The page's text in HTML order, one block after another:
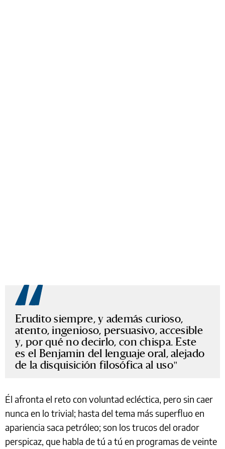
Erudito siempre, y además curioso,
atento, ingenioso, persuasivo, accesible
y, por qué no decirlo, con chispa. Este
es el Benjamin del lenguaje oral, alejado
de la disquisición filosófica al uso
Él afronta el reto con voluntad ecléctica, pero sin caer
nunca en lo trivial; hasta del tema más superfluo en
apariencia saca petróleo; son los trucos del orador
perspicaz, que habla de tú a tú en programas de veinte